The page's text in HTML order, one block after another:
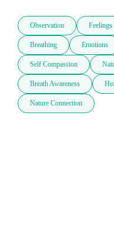
Observation Feelings
Breathing Emotions
Self Compassion
Breath Awareness
Nature Connection